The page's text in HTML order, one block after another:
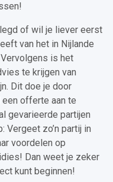
of wil je liever eerst
van het in Nijlande
is het
te krijgen van
Dit doe je door
offerte aan te
gevarieerde partijen
Vergeet zo’n partij in
voordelen op
Dan weet je zeker
kunt beginnen!